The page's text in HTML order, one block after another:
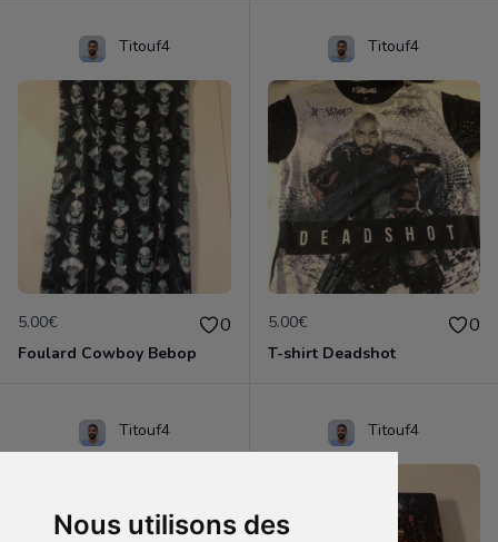
Nous utilisons des
Titouf4
5.00€ 0
Foulard Cowboy Bebop
Titouf4
5.00€ 0
T-shirt Deadshot
Titouf4 Titouf4